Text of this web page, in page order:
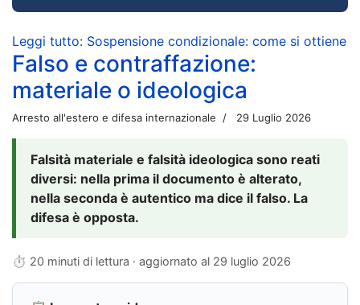
Leggi tutto: Sospensione condizionale: come si ottiene
Falso e contraffazione:
materiale o ideologica
Arresto all'estero e difesa internazionale 29 Luglio 2026
Falsità materiale e falsità ideologica sono reati
diversi: nella prima il documento è alterato,
nella seconda è autentico ma dice il falso. La
difesa è opposta.
⏱ 20 minuti di lettura · aggiornato al 29 luglio 2026